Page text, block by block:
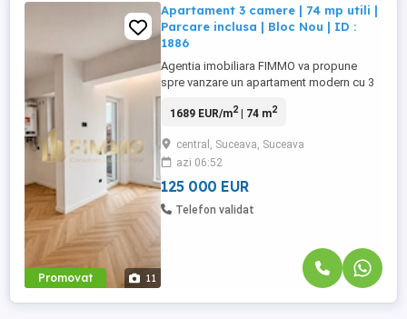
Promovat 11
Apartament 3 camere | 74 mp utili |
Parcare inclusa | Bloc Nou | ID :
1886
Agentia imobiliara FIMMO va propune
spre vanzare un apartament modern cu 3
LAZ Residence, un imobil nou finalizat in
o locuinta eleganta, realizata cu finisaje
premium si pregatita pentru a fi amenajata
dupa propriul stil. Apartamentul ...
1689 EUR/m2| 74 m2
central, Suceava, Suceava
azi 06:52
125 000 EUR
Telefon validat